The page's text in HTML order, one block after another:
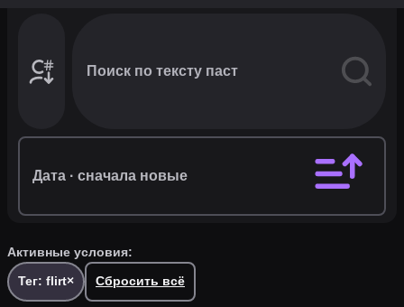
Фильтры,
Дата · сначала новые
Активные условия:
Тег: flirt× Сбросить всё